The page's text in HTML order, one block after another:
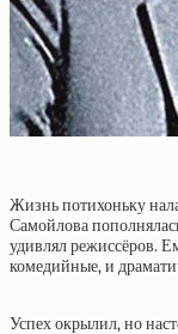
Жизнь потихоньку
Самойлова
удивлял режиссёров.
комедийные, и
Успех окрылил, но